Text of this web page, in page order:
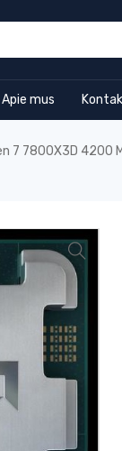
Apie mus
7 7800X3D 4200